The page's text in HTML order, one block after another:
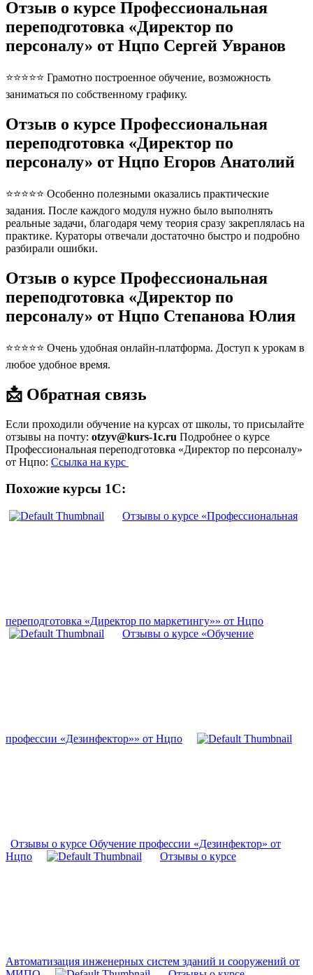
Отзыв о курсе Профессиональная
переподготовка «Директор по
персоналу» от Нцпо Сергей Увранов
⭐⭐⭐⭐⭐ Грамотно построенное обучение, возможность
заниматься по собственному графику.
Отзыв о курсе Профессиональная
переподготовка «Директор по
персоналу» от Нцпо Егоров Анатолий
⭐⭐⭐⭐⭐ Особенно полезными оказались практические
задания. После каждого модуля нужно было выполнять
реальные задачи, благодаря чему теория сразу закреплялась на
практике. Кураторы отвечали достаточно быстро и подробно
разбирали ошибки.
Отзыв о курсе Профессиональная
переподготовка «Директор по
персоналу» от Нцпо Степанова Юлия
⭐⭐⭐⭐⭐ Очень удобная онлайн-платформа. Доступ к урокам в
любое удобное время.
📩 Обратная связь
Если проходили обучение на курсах от школы, то присылайте
отзывы на почту: otzyv@kurs-1c.ru Подробнее о курсе
Профессиональная переподготовка «Директор по персоналу»
от Нцпо: Ссылка на курс
Похожие курсы 1С:
Отзывы о курсе «Профессиональная
переподготовка «Директор по маркетингу»» от Нцпо
Отзывы о курсе «Обучение
профессии «Дезинфектор»» от Нцпо
Отзывы о курсе Обучение профессии «Дезинфектор» от
Нцпо
Отзывы о курсе
Автоматизация инженерных систем зданий и сооружений от